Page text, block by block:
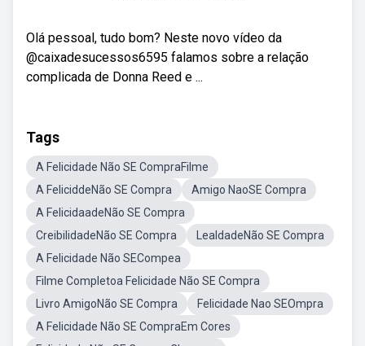
Olá pessoal, tudo bom? Neste novo vídeo da
@caixadesucessos6595 falamos sobre a relação
complicada de Donna Reed e ...
Tags
A Felicidade Não SE CompraFilme
A FeliciddeNão SE Compra
Amigo NaoSE Compra
A FelicidaadeNão SE Compra
CreibilidadeNão SE Compra
LealdadeNão SE Compra
A Felicidade Não SECompea
Filme Completoa Felicidade Não SE Compra
Livro AmigoNão SE Compra
Felicidade Nao SEOmpra
A Felicidade Não SE CompraEm Cores